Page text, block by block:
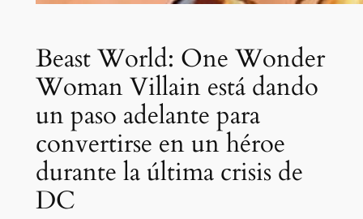
Beast World: One Wonder
Woman Villain está dando
un paso adelante para
convertirse en un héroe
durante la última crisis de
DC